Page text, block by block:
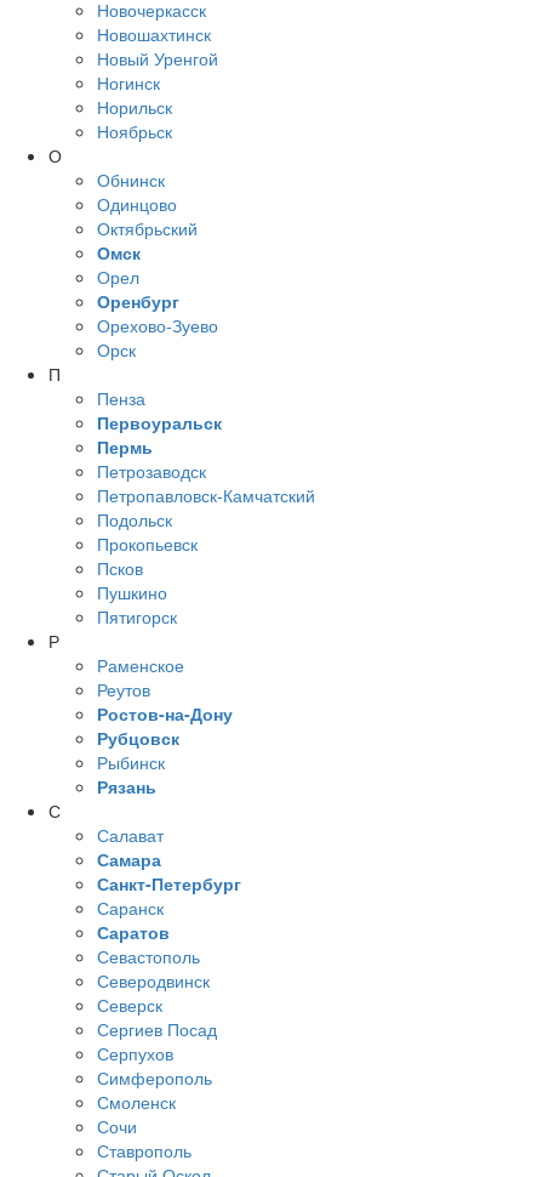
Новочеркасск
Новошахтинск
Новый Уренгой
Ногинск
Норильск
Ноябрьск
О
Обнинск
Одинцово
Октябрьский
Омск
Орел
Оренбург
Орехово-Зуево
Орск
П
Пенза
Первоуральск
Пермь
Петрозаводск
Петропавловск-Камчатский
Подольск
Прокопьевск
Псков
Пушкино
Пятигорск
Р
Раменское
Реутов
Ростов-на-Дону
Рубцовск
Рыбинск
Рязань
С
Салават
Самара
Санкт-Петербург
Саранск
Саратов
Севастополь
Северодвинск
Северск
Сергиев Посад
Серпухов
Симферополь
Смоленск
Сочи
Ставрополь